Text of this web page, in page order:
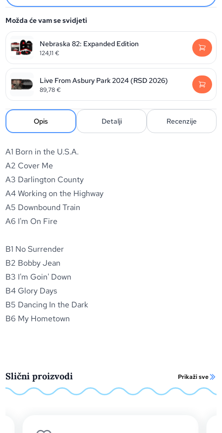
Možda će vam se svidjeti
Nebraska 82: Expanded Edition
124,11€
Live From Asbury Park 2024 (RSD 2026)
89,78€
Opis Detalji Recenzije
A1 Born in the U.S.A.
A2 Cover Me
A3 Darlington County
A4 Working on the Highway
A5 Downbound Train
A6 I'm On Fire
B1 No Surrender
B2 Bobby Jean
B3 I'm Goin' Down
B4 Glory Days
B5 Dancing In the Dark
B6 My Hometown
Slični proizvodi Prikaži sve